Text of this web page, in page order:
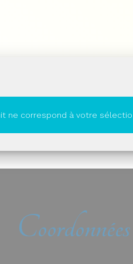
ne correspond à votre
Coordonnées